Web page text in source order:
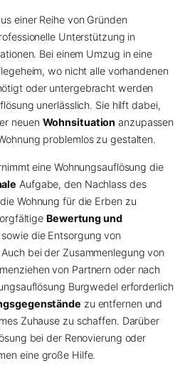
einer Reihe von Gründen
Unterstützung in
Bei einem Umzug in eine
wo nicht alle vorhandenen
oder untergebracht werden
unerlässlich. Sie hilft dabei,
neuen Wohnsituation anzupassen
problemlos zu gestalten.
eine Wohnungsauflösung die
Aufgabe, den Nachlass des
Wohnung für die Erben zu
Bewertung und
sowie die Entsorgung von
bei der Zusammenlegung von
von Partnern oder nach
Burgwedel erforderlich
zu entfernen und
Zuhause zu schaffen. Darüber
bei der Renovierung oder
eine große Hilfe.